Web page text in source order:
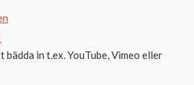
in t.ex. YouTube, Vimeo eller